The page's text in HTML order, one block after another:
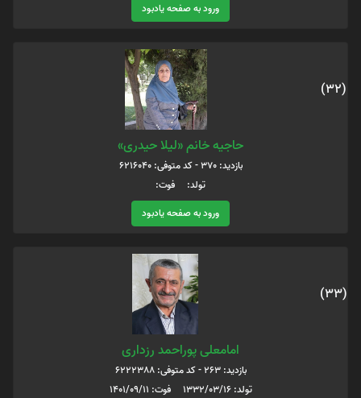
ورود به صفحه یادبود
(32)
حاجیه خانم «لیلا حیدری»
بازدید: 370 - کد متوفی: 6216040
تولد: فوت:
ورود به صفحه یادبود
(33)
امامعلی پوراحمد رزداری
بازدید: 263 - کد متوفی: 6222388
تولد: 1332/03/16 فوت: 1401/09/11